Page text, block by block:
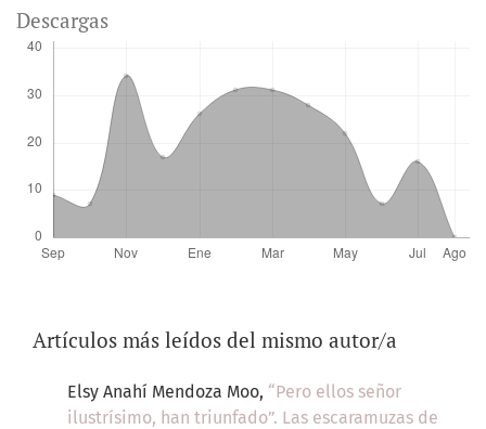
Descargas
Artículos más leídos del mismo autor/a
Elsy Anahí Mendoza Moo, “Pero ellos señor
ilustrísimo, han triunfado”. Las escaramuzas de